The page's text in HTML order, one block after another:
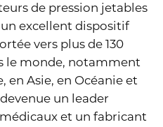
de pression jetables
excellent dispositif
vers plus de 130
le monde, notamment
en Asie, en Océanie et
un leader
et un fabricant